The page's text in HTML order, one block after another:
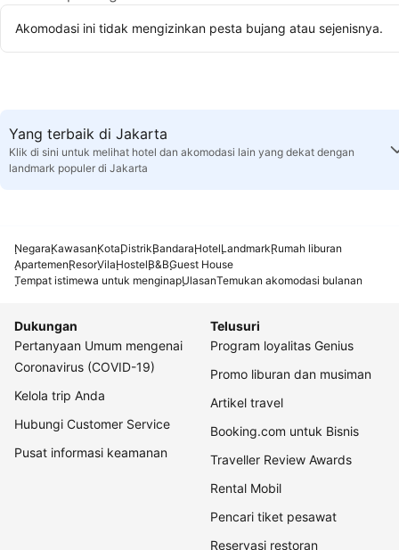
Akomodasi ini tidak mengizinkan pesta bujang atau sejenisnya.
Yang terbaik di Jakarta
Klik di sini untuk melihat hotel dan akomodasi lain yang dekat dengan
landmark populer di Jakarta
NegaraKawasanKotaDistrikBandaraHotelLandmarkRumah liburan
ApartemenResorVilaHostelB&BGuest House
Tempat istimewa untuk menginapUlasanTemukan akomodasi bulanan
Dukungan
Pertanyaan Umum mengenai
Coronavirus (COVID-19)
Kelola trip Anda
Hubungi Customer Service
Pusat informasi keamanan
Telusuri
Program loyalitas Genius
Promo liburan dan musiman
Artikel travel
Booking.com untuk Bisnis
Traveller Review Awards
Rental Mobil
Pencari tiket pesawat
Reservasi restoran